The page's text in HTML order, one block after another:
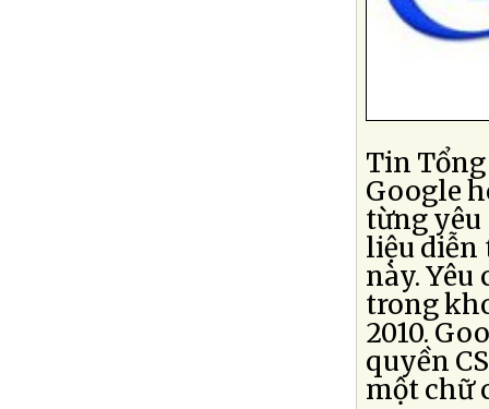
Tin
Google
từng yêu
liệu diễn
này. Yêu
trong
2010.
quyền
một chữ